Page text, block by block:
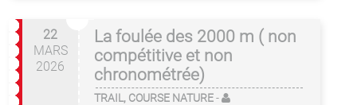
22
MARS
2026
La foulée des 2000 m ( non
compétitive et non
chronométrée)
TRAIL, COURSE NATURE-